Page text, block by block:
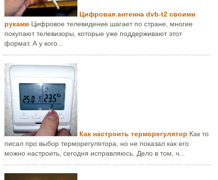
Цифровая антенна dvb-t2 своими
руками Цифровое телевидение шагает по стране, многие
покупают телевизоры, которые уже поддерживают этот
формат. А у кого...
Как настроить терморегулятор Как то
писал про выбор терморегулятора, но не показал как его
можно настроить, сегодня исправляюсь. Дело в том, ч...